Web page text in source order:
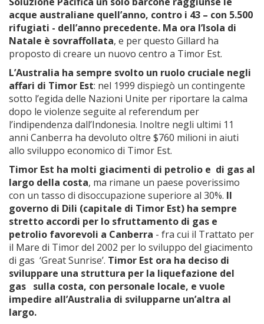
acque australiane quell’anno, contro i 43 – con 5.500
rifugiati - dell’anno precedente. Ma ora l’Isola di
Natale è sovraffollata, e per questo Gillard ha
proposto di creare un nuovo centro a Timor Est.
L’Australia ha sempre svolto un ruolo cruciale negli
affari di Timor Est: nel 1999 dispiegò un contingente
sotto l’egida delle Nazioni Unite per riportare la calma
dopo le violenze seguite al referendum per
l’indipendenza dall’Indonesia. Inoltre negli ultimi 11
anni Canberra ha devoluto oltre $760 milioni in aiuti
allo sviluppo economico di Timor Est.
Timor Est ha molti giacimenti di petrolio e di gas al
largo della costa, ma rimane un paese poverissimo
con un tasso di disoccupazione superiore al 30%. Il
governo di Dili (capitale di Timor Est) ha sempre
stretto accordi per lo sfruttamento di gas e
petrolio favorevoli a Canberra - fra cui il Trattato per
il Mare di Timor del 2002 per lo sviluppo del giacimento
di gas ‘Great Sunrise’. Timor Est ora ha deciso di
sviluppare una struttura per la liquefazione del
gas sulla costa, con personale locale, e vuole
impedire all’Australia di svilupparne un’altra al
largo.